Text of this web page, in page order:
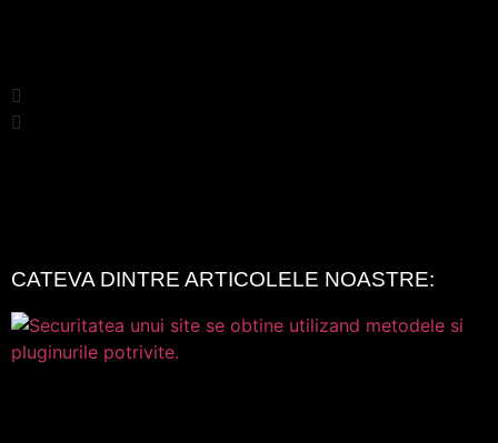
CATEVA DINTRE ARTICOLELE NOASTRE: